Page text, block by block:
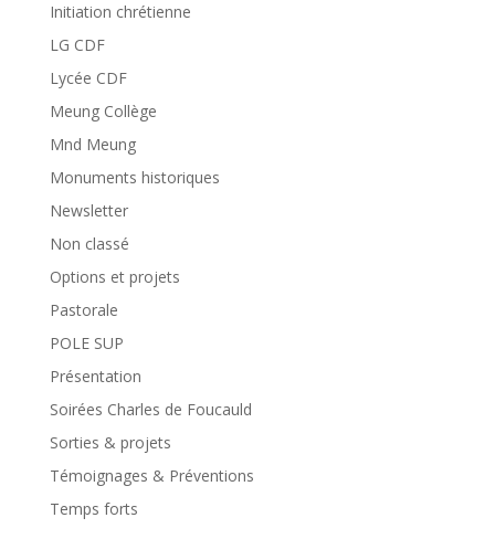
Initiation chrétienne
LG CDF
Lycée CDF
Meung Collège
Mnd Meung
Monuments historiques
Newsletter
Non classé
Options et projets
Pastorale
POLE SUP
Présentation
Soirées Charles de Foucauld
Sorties & projets
Témoignages & Préventions
Temps forts